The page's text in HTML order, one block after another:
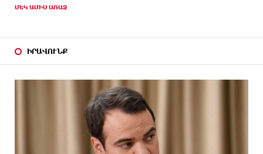
ՄԵԿ ԱՄԻՍ ԱՌԱՋ
ԻՐԱՎՈՒՆՔ